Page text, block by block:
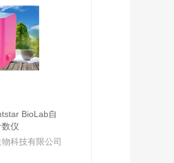
BioLab自
仪
物科技有限公司